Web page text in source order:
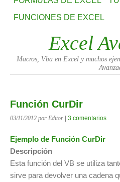
FUNCIONES DE EXCEL
Excel
Macros, Vba en Excel y muchos
Función CurDir
03/11/2012 por Editor 3 comentarios
Ejemplo de Función CurDir
Descripción
Esta función del VB se utiliza
sirve para devolver una cadena